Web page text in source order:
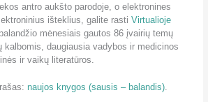
antro aukšto parodoje, o elektronines
išteklius, galite rasti Virtualioje
mėnesiais gautos 86 įvairių temų
kalbomis, daugiausia vadybos ir medicinos
ir vaikų literatūros.
naujos knygos (sausis – balandis).